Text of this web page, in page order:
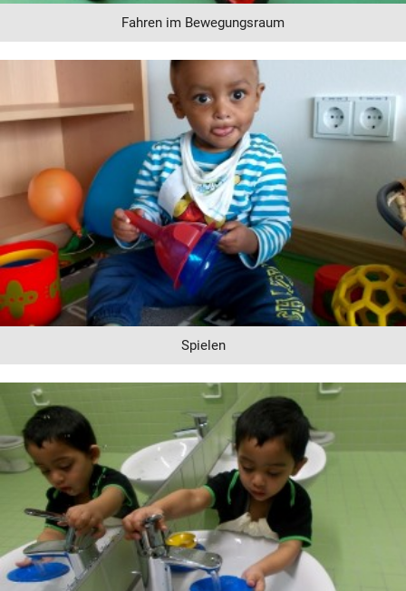
Fahren im Bewegungsraum
Spielen